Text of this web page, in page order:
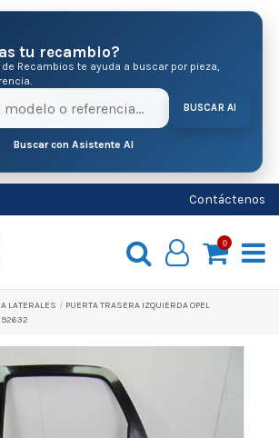
tu recambio?
Recambios te ayuda a buscar por pieza,
BUSCAR AI
Buscar con Asistente AI
Contáctenos
0
LATERALES
PUERTA TRASERA IZQUIERDA OPEL